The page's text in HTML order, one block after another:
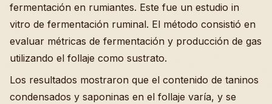
fermentación en rumiantes. Este fue un estudio in
vitro de fermentación ruminal. El método consistió en
evaluar métricas de fermentación y producción de gas
utilizando el follaje como sustrato.
Los resultados mostraron que el contenido de taninos
condensados y saponinas en el follaje varía, y se